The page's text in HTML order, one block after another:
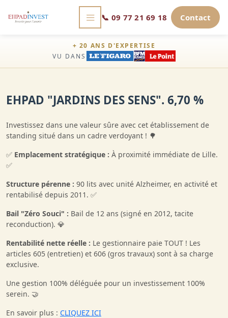
📞 09 77 21 69 18 Contact
+ 20 ANS D'EXPERTISE
VU DANS
EHPAD "JARDINS DES SENS". 6,70 %
Investissez dans une valeur sûre avec cet établissement de
standing situé dans un cadre verdoyant ! 🌳
✅ Emplacement stratégique : À proximité immédiate de Lille.
✅
Structure pérenne : 90 lits avec unité Alzheimer, en activité et
rentabilisé depuis 2011. ✅
Bail "Zéro Souci" : Bail de 12 ans (signé en 2012, tacite
reconduction). 💎
Rentabilité nette réelle : Le gestionnaire paie TOUT ! Les
articles 605 (entretien) et 606 (gros travaux) sont à sa charge
exclusive.
Une gestion 100% déléguée pour un investissement 100%
serein. 🤝
En savoir plus : CLIQUEZ ICI